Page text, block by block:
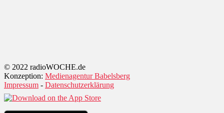
© 2022 radioWOCHE.de
Konzeption: Medienagentur Babelsberg
Impressum - Datenschutzerklärung